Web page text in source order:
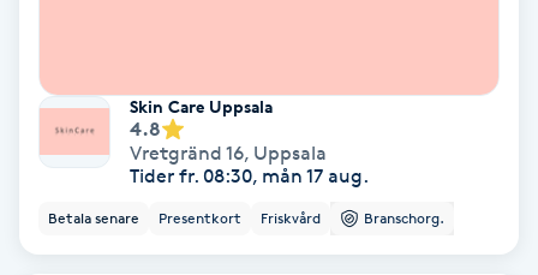
Skoinlägg
Skägg
Skäggfärgning
Skin Care Uppsala
4.8
Vretgränd 16, Uppsala
Tider fr. 08:30, mån 17 aug.
Betala senare Presentkort Friskvård Branschorg.